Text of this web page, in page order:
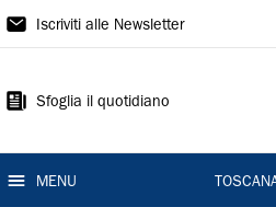
Il
Iscriviti alle Newsletter
Sfoglia il quotidiano
MENU